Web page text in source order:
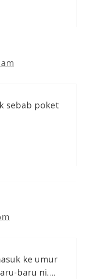
sebab poket
ke umur
baru ni….